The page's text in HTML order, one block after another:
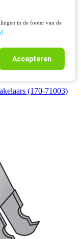
in de footer van de
Accepteren
(170-71003)